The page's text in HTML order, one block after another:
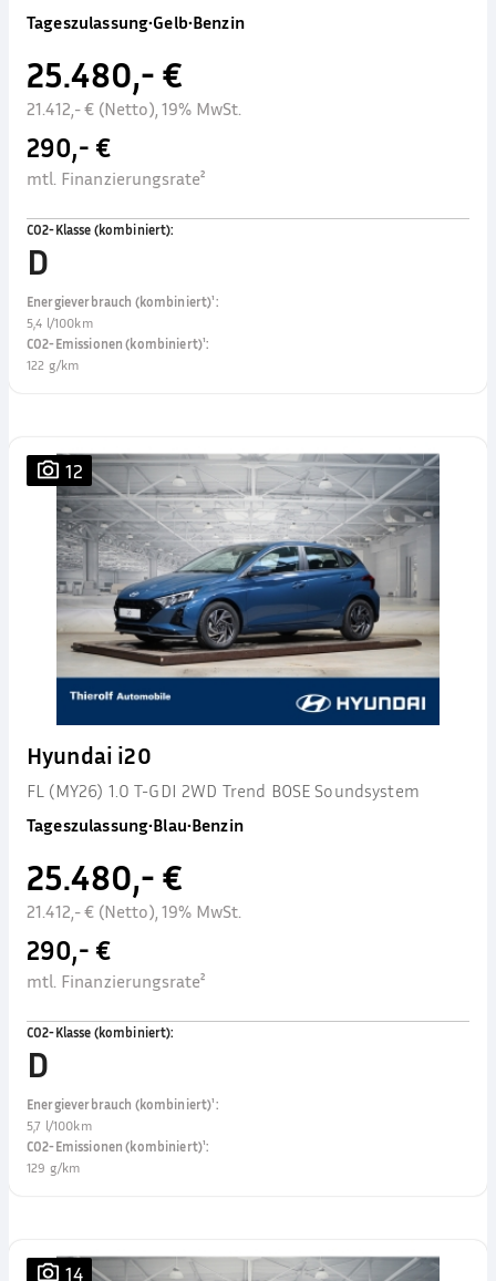
Tageszulassung•Gelb•Benzin
25.480,- €
21.412,- € (Netto), 19% MwSt.
290,- €
mtl. Finanzierungsrate²
CO2-Klasse (kombiniert):
D
Energieverbrauch (kombiniert)¹:
5,4 l/100km
CO2-Emissionen (kombiniert)¹:
122 g/km
12
Hyundai i20
FL (MY26) 1.0 T-GDI 2WD Trend BOSE Soundsystem
Tageszulassung•Blau•Benzin
25.480,- €
21.412,- € (Netto), 19% MwSt.
290,- €
mtl. Finanzierungsrate²
CO2-Klasse (kombiniert):
D
Energieverbrauch (kombiniert)¹:
5,7 l/100km
CO2-Emissionen (kombiniert)¹:
129 g/km
14